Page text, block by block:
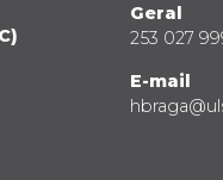
Geral
253 027
E-mail